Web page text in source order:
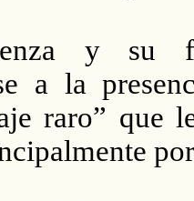
y su
a la
raro” que